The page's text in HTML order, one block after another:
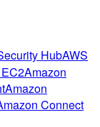
HubAWS
Amazon
Amazon
Connect